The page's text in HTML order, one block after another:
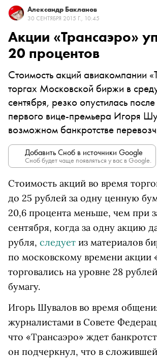
Александр Бакланов
30 СЕНТЯБРЯ 2015 Г., 10:45
Акции «Трансаэро»
20 процентов
Стоимость акций авиакомпании
торгах Московской биржи в
сентября, резко опустилась
первого вице-премьера Игоря
возможном банкротстве
Добавить Сноб в источники Google
Сноб будет чаще появляться у вас в Google.
Стоимость акций во время
до 25 рублей за одну ценную
20,6 процента меньше, чем при
сентября, когда за одну акцию
рубля, следует из материалов
по московскому времени акции
торговались на уровне 28
бумагу.
Игорь Шувалов во время
журналистами в Совете
что «Трансаэро» ждет
он подчеркнул, что в